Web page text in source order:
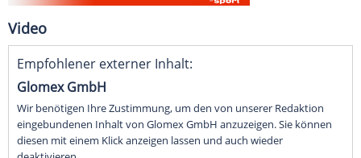
Video
Empfohlener externer Inhalt:
Glomex GmbH
Wir benötigen Ihre Zustimmung, um den von unserer Redaktion
eingebundenen Inhalt von Glomex GmbH anzuzeigen. Sie können
diesen mit einem Klick anzeigen lassen und auch wieder